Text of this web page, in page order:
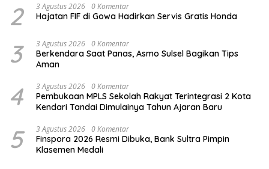
2 3 Agustus 2026 0 Komentar
Hajatan FIF di Gowa Hadirkan Servis Gratis Honda
3 3 Agustus 2026 0 Komentar
Berkendara Saat Panas, Asmo Sulsel Bagikan Tips
Aman
4 3 Agustus 2026 0 Komentar
Pembukaan MPLS Sekolah Rakyat Terintegrasi 2 Kota
Kendari Tandai Dimulainya Tahun Ajaran Baru
5 3 Agustus 2026 0 Komentar
Finspora 2026 Resmi Dibuka, Bank Sultra Pimpin
Klasemen Medali